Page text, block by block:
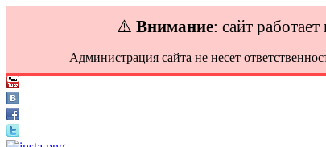
⚠️ Внимание: сайт
Администрация сайта не несет